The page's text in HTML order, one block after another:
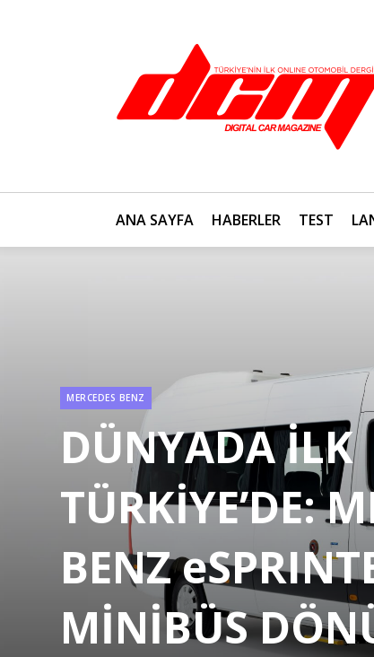
ANA SAYFA HABERLER TEST
Categories
MERCEDES BENZ
DÜNYADA İLK
TÜRKİYE’DE:
BENZ
MİNİBÜS